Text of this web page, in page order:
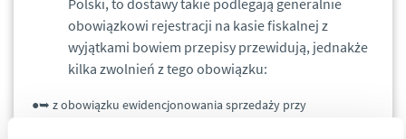
Polski, to dostawy takie podlegają generalnie
obowiązkowi rejestracji na kasie fiskalnej z
wyjątkami bowiem przepisy przewidują, jednakże
kilka zwolnień z tego obowiązku:
●➥ z obowiązku ewidencjonowania sprzedaży przy